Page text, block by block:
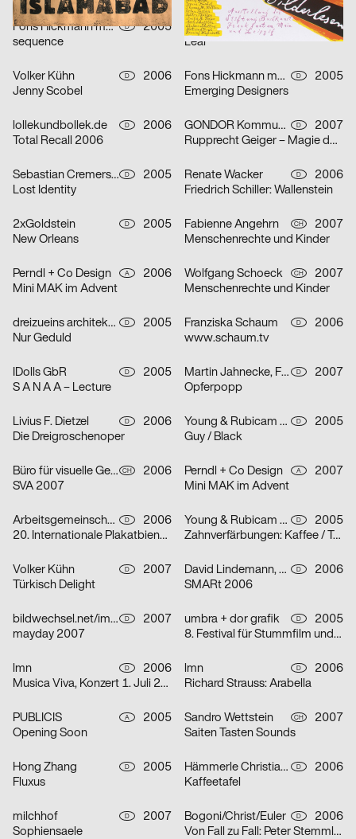
Fons Hickmann m23 D
2005
sequence
Robert Voss D
2007
Lear
Volker Kühn D
2006
Jenny Scobel
Fons Hickmann m23 D
2005
Emerging Designers
lollekundbollek.de D
2006
Total Recall 2006
GONDOR Kommunikationsdesign D
2007
Rupprecht Geiger – Magie der Farbe
Sebastian Cremers, Daniel Schludi D
2005
Lost Identity
Renate Wacker D
2006
Friedrich Schiller: Wallenstein
2xGoldstein D
2005
New Orleans
Fabienne Angehrn CH
2007
Menschenrechte und Kinder
Perndl + Co Design A
2006
Mini MAK im Advent
Wolfgang Schoeck CH
2007
Menschenrechte und Kinder
dreizueins architekturdesigngrafik für Group.IE D
2005
Nur Geduld
Franziska Schaum D
2006
www.schaum.tv
IDolls GbR D
2005
S A N A A – Lecture
Martin Jahnecke, Friederike Kühne, Bastian Renner, Jana Steffen D
2007
Opferpopp
Livius F. Dietzel D
2006
Die Dreigroschenoper
Young & Rubicam GmbH & Co. KG D
2005
Guy / Black
Büro für visuelle Gestaltung: Kreis offen CH
2006
SVA 2007
Perndl + Co Design A
2007
Mini MAK im Advent
Arbeitsgemeinschaft für visuelle und verbale Kommunikation Uwe Loesch D
2006
20. Internationale Plakatbiennale Warschau
Young & Rubicam GmbH & Co. KG D
2005
Zahnverfärbungen: Kaffee / Tee / Zigaretten
Volker Kühn D
2007
Türkisch Delight
David Lindemann, Matthias Wörle D
2006
SMARt 2006
bildwechsel.net/image-shift.net D
2007
mayday 2007
umbra + dor grafik D
2005
8. Festival für Stummfilm und Musik
lmn D
2006
Musica Viva, Konzert 1. Juli 2006
lmn D
2006
Richard Strauss: Arabella
PUBLICIS A
2005
Opening Soon
Sandro Wettstein CH
2007
Saiten Tasten Sounds
Hong Zhang D
2005
Fluxus
Hämmerle Christiane, blotto design D
2006
Kaffeetafel
milchhof D
2007
Sophiensaele
Bogoni/Christ/Euler D
2006
Von Fall zu Fall: Peter Stemmler